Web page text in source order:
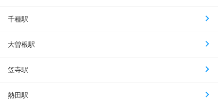
千種駅
大曽根駅
笠寺駅
熱田駅